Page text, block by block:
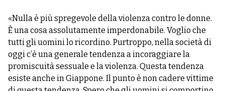
«Nulla è più spregevole della violenza contro le donne.
È una cosa assolutamente imperdonabile. Voglio che
tutti gli uomini lo ricordino. Purtroppo, nella società di
oggi c’è una generale tendenza a incoraggiare la
promiscuità sessuale e la violenza. Questa tendenza
esiste anche in Giappone. Il punto è non cadere vittime